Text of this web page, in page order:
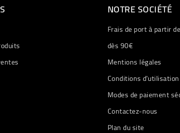
NOTRE SOCIÉTÉ
Frais de port à partir
dès 90€
Mentions légales
Conditions d'utilisation
Modes de paiement
Contactez-nous
Plan du site